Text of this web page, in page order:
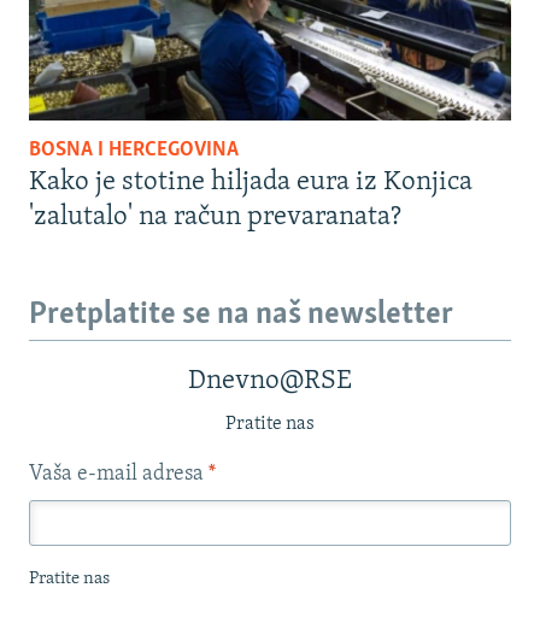
BOSNA I HERCEGOVINA
Kako je stotine hiljada eura iz Konjica
'zalutalo' na račun prevaranata?
Pretplatite se na naš newsletter
Dnevno@RSE
Pratite nas
Vaša e-mail adresa *
Pratite nas